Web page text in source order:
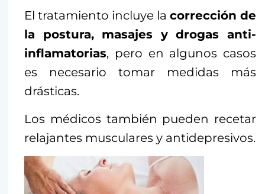
El tratamiento incluye la corrección de
la postura, masajes y drogas anti-
inflamatorias, pero en algunos casos
es necesario tomar medidas más
drásticas.
Los médicos también pueden recetar
relajantes musculares y antidepresivos.